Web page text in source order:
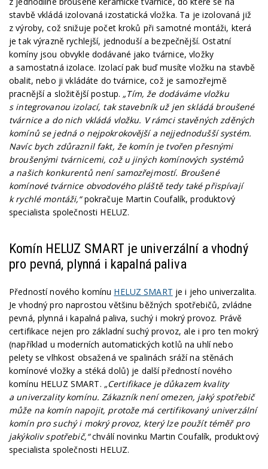
stavbě vkládá izolovaná izostatická vložka. Ta je izolovaná již
z výroby, což snižuje počet kroků při samotné montáži, která
je tak výrazně rychlejší, jednoduší a bezpečnější. Ostatní
komíny jsou obvykle dodávané jako tvárnice, vložky
a samostatná izolace. Izolací pak buď musíte vložku na stavbě
obalit, nebo ji vkládáte do tvárnice, což je samozřejmě
pracnější a složitější postup. „Tím, že dodáváme vložku
s integrovanou izolací, tak stavebník už jen skládá broušené
tvárnice a do nich vkládá vložku. V rámci stavěných zděných
komínů se jedná o nejpokrokovější a nejjednodušší systém.
Navíc bych zdůraznil fakt, že komín je tvořen přesnými
broušenými tvárnicemi, což u jiných komínových systémů
a našich konkurentů není samozřejmostí. Broušené
komínové tvárnice obvodového pláště tedy také přispívají
k rychlé montáži,“pokračuje Martin Coufalík, produktový
specialista společnosti HELUZ.
Komín HELUZ SMART je univerzální a vhodný
pro pevná, plynná i kapalná paliva
Předností nového komínu HELUZ SMART je i jeho univerzalita.
Je vhodný pro naprostou většinu běžných spotřebičů, zvládne
pevná, plynná i kapalná paliva, suchý i mokrý provoz. Právě
certifikace nejen pro základní suchý provoz, ale i pro ten mokrý
(například u moderních automatických kotlů na uhlí nebo
pelety se vlhkost obsažená ve spalinách sráží na stěnách
komínové vložky a stéká dolů) je další předností nového
komínu HELUZ SMART. „Certifikace je důkazem kvality
a univerzality komínu. Zákazník není omezen, jaký spotřebič
může na komín napojit, protože má certifikovaný univerzální
komín pro suchý i mokrý provoz, který lze použít téměř pro
jakýkoliv spotřebič,“chválí novinku Martin Coufalík, produktový
specialista společnosti HELUZ.